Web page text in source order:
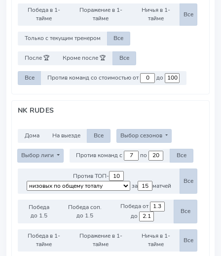
Победа в 1-
тайме
Поражение в 1-
тайме
Ничья в 1-
тайме
Все
Только с текущим тренером Все
После 🏆 Кроме после 🏆 Все
Все Против команд со стоимостью от до
NK RUDES
Дома На выезде Все Выбор сезонов
Выбор лиги Против команд с по Все
Против ТОП-
за
матчей
Все
Победа
до 1.5
Победа соп.
до 1.5
Победа от
до
Все
Победа в 1-
тайме
Поражение в 1-
тайме
Ничья в 1-
тайме
Все